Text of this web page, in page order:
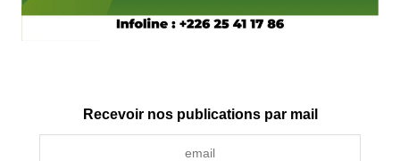
Recevoir nos publications par mail